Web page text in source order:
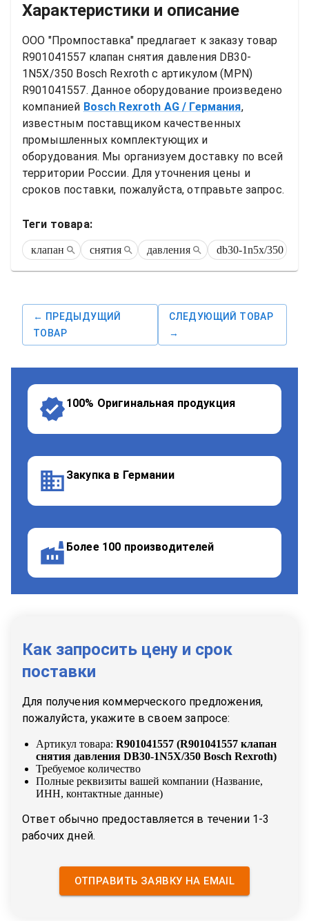
Характеристики и описание
ООО "Промпоставка" предлагает к заказу товар
R901041557 клапан снятия давления DB30-
1N5X/350 Bosch Rexroth
R901041557. Данное оборудование произведено
компанией Bosch Rexroth AG / Германия,
известным поставщиком качественных
промышленных комплектующих и
оборудования. Мы организуем доставку по всей
территории России. Для уточнения цены и
сроков поставки, пожалуйста, отправьте запрос.
Теги товара:
клапан снятия давления db30-1n5x/350
← ПРЕДЫДУЩИЙ
ТОВАР
СЛЕДУЮЩИЙ ТОВАР
→
100% Оригинальная продукция
Закупка в Германии
Более 100 производителей
Как запросить цену и срок
поставки
Для получения коммерческого предложения,
пожалуйста, укажите в своем запросе:
Артикул товара: R901041557 (R901041557 клапан
снятия давления DB30-1N5X/350 Bosch Rexroth)
Требуемое количество
Полные реквизиты вашей компании (Название,
ИНН, контактные данные)
Ответ обычно предоставляется в течении 1-3
рабочих дней.
ОТПРАВИТЬ ЗАЯВКУ НА EMAIL